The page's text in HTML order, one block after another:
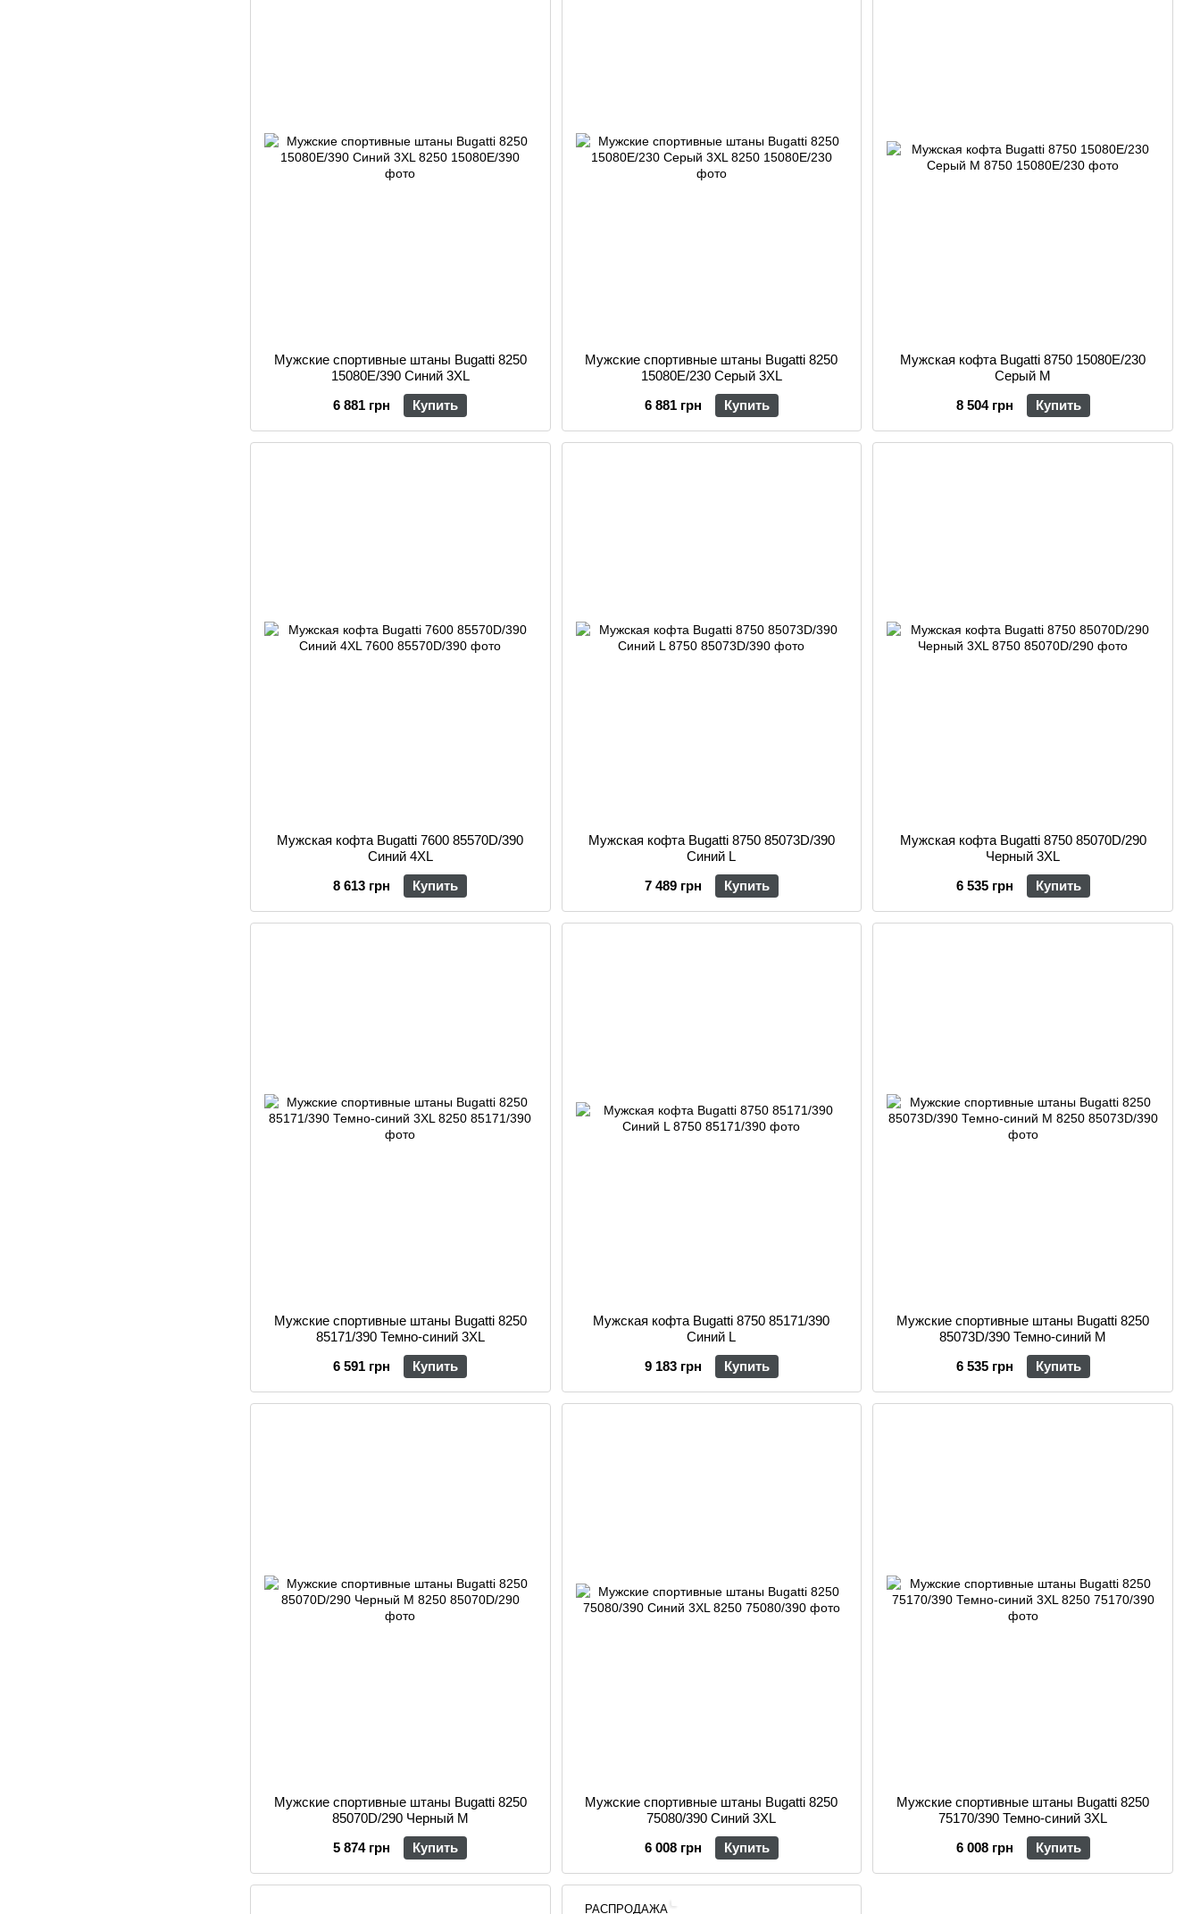
Мужские спортивные штаны Bugatti 8250
15080E/390 Синий 3XL
6 881 грн
Купить
Мужские спортивные штаны Bugatti 8250
15080E/230 Серый 3XL
6 881 грн
Купить
Мужская кофта Bugatti 8750 15080E/230
Серый M
8 504 грн
Купить
Мужская кофта Bugatti 7600 85570D/390
Синий 4XL
8 613 грн
Купить
Мужская кофта Bugatti 8750 85073D/390
Синий L
7 489 грн
Купить
Мужская кофта Bugatti 8750 85070D/290
Черный 3XL
6 535 грн
Купить
Мужские спортивные штаны Bugatti 8250
85171/390 Темно-синий 3XL
6 591 грн
Купить
Мужская кофта Bugatti 8750 85171/390
Синий L
9 183 грн
Купить
Мужские спортивные штаны Bugatti 8250
85073D/390 Темно-синий M
6 535 грн
Купить
Мужские спортивные штаны Bugatti 8250
85070D/290 Черный M
5 874 грн
Купить
Мужские спортивные штаны Bugatti 8250
75080/390 Синий 3XL
6 008 грн
Купить
Мужские спортивные штаны Bugatti 8250
75170/390 Темно-синий 3XL
6 008 грн
Купить
РАСПРОДАЖА